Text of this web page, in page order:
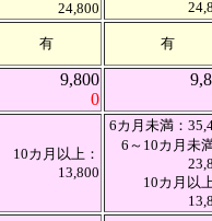
24,800
有 有
9,800
0
10カ月以上：
13,800
6カ月未満：
6～10カ月未
10カ月以